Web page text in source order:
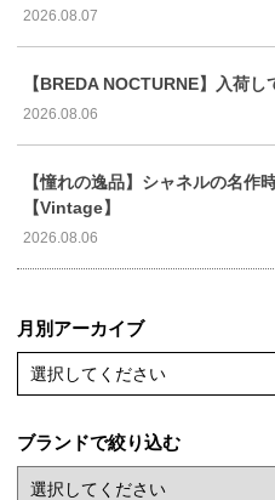
2026.08.07
【BREDA NOCTURNE】入荷し
2026.08.06
【憧れの逸品】シャネルの名作
【Vintage】
2026.08.06
月別アーカイブ
選択してください
ブランドで絞り込む